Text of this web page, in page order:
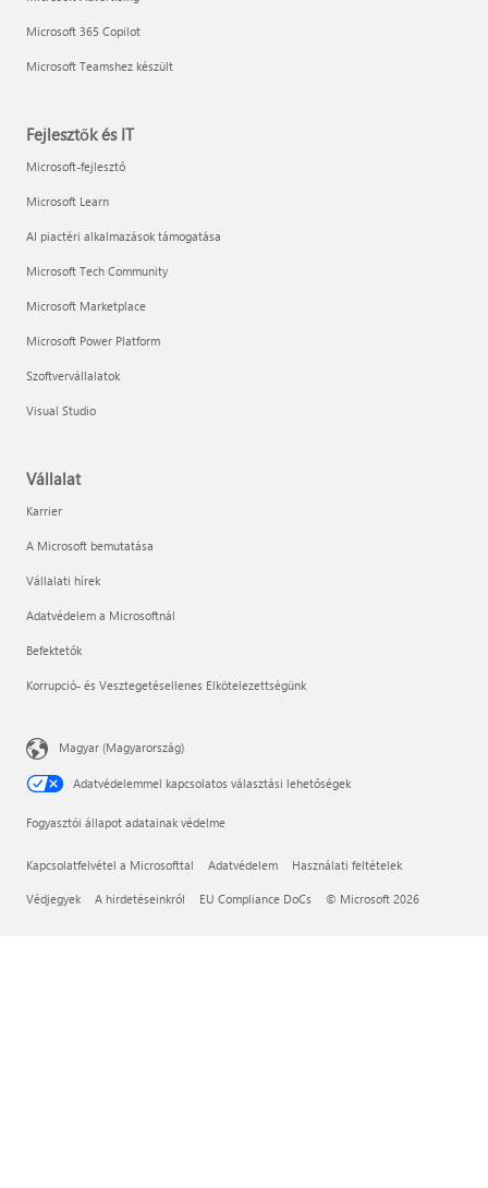
Microsoft 365 Copilot
Microsoft Teamshez készült
Fejlesztők és IT
Microsoft-fejlesztő
Microsoft Learn
AI piactéri alkalmazások támogatása
Microsoft Tech Community
Microsoft Marketplace
Microsoft Power Platform
Szoftvervállalatok
Visual Studio
Vállalat
Karrier
A Microsoft bemutatása
Vállalati hírek
Adatvédelem a Microsoftnál
Befektetők
Korrupció- és Vesztegetésellenes Elkötelezettségünk
Magyar (Magyarország)
Adatvédelemmel kapcsolatos választási lehetőségek
Fogyasztói állapot adatainak védelme
Kapcsolatfelvétel a Microsofttal Adatvédelem Használati feltételek
Védjegyek A hirdetéseinkről EU Compliance DoCs © Microsoft 2026